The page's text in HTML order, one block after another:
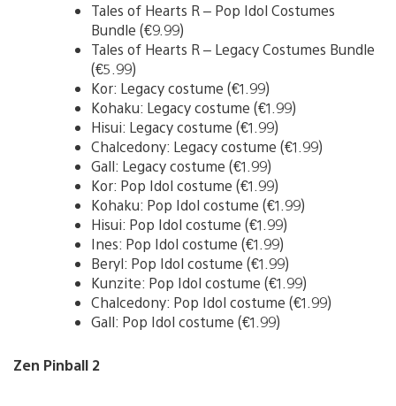
Tales of Hearts R – Pop Idol Costumes
Bundle (€9.99)
Tales of Hearts R – Legacy Costumes Bundle
(€5.99)
Kor: Legacy costume (€1.99)
Kohaku: Legacy costume (€1.99)
Hisui: Legacy costume (€1.99)
Chalcedony: Legacy costume (€1.99)
Gall: Legacy costume (€1.99)
Kor: Pop Idol costume (€1.99)
Kohaku: Pop Idol costume (€1.99)
Hisui: Pop Idol costume (€1.99)
Ines: Pop Idol costume (€1.99)
Beryl: Pop Idol costume (€1.99)
Kunzite: Pop Idol costume (€1.99)
Chalcedony: Pop Idol costume (€1.99)
Gall: Pop Idol costume (€1.99)
Zen Pinball 2